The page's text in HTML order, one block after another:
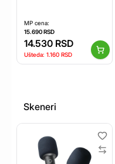
MP cena:
15.690RSD
14.530 RSD
Ušteda: 1.160 RSD
Skeneri